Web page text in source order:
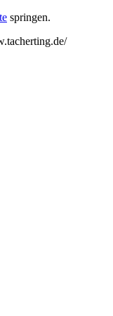
springen.